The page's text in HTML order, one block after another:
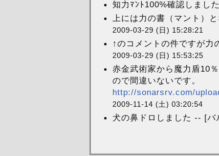
知力ﾏﾝﾄ100%確認しまし
上には力の書（マント）
2009-03-29 (日) 15:28:21
↑のコメントの件ですが
2009-03-29 (日) 15:53:25
赤金武術家から魔力盾10
ので間違いないです。
http://sonarsrv.com/
2009-11-14 (土) 03:20:54
犬の鼻ドロしました -- [